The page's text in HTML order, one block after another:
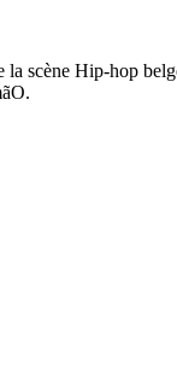
scène Hip-hop